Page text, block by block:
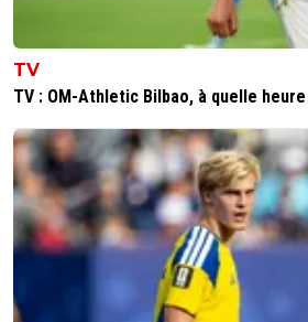
TV
TV : OM-Athletic Bilbao, à quelle